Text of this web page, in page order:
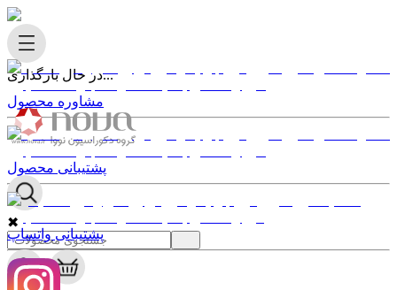
در حال بارگذاری...
✖
0
مشاوره محصول
پشتیبانی محصول
پشتیبانی واتساپ